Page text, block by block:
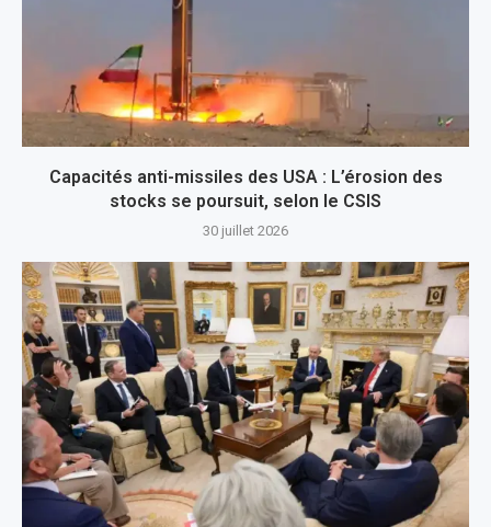
Capacités anti-missiles des USA : L’érosion des
stocks se poursuit, selon le CSIS
30 juillet 2026